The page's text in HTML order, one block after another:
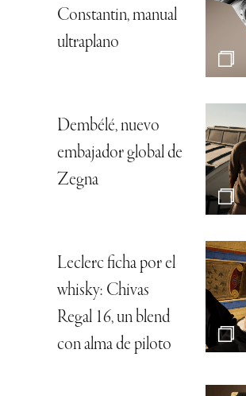
Constantin, manual
ultraplano
Dembélé, nuevo
embajador global de
Zegna
Leclerc ficha por el
whisky: Chivas
Regal 16, un blend
con alma de piloto